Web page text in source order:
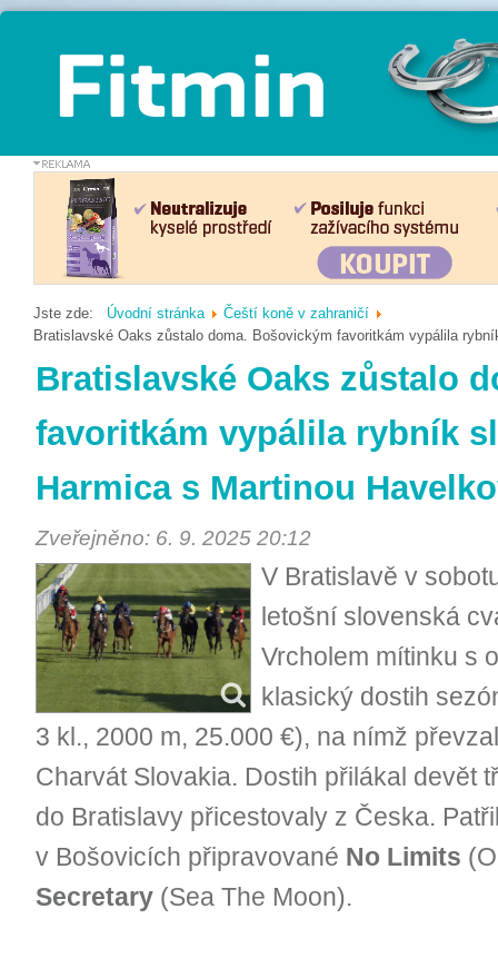
Jste zde: Úvodní stránka
Čeští koně v zahraničí
Bratislavské Oaks zůstalo doma. Bošovickým favoritkám vypálila
Bratislavské Oaks zůstalo
favoritkám vypálila rybník
Harmica s Martinou
Zveřejněno: 6. 9. 2025 20:12
V Bratislavě v
letošní slovenská
Vrcholem mítinku s
klasický dostih
3 kl., 2000 m, 25.000 €), na nímž
Charvát Slovakia. Dostih přilákal devět
do Bratislavy přicestovaly z Česka.
v Bošovicích připravované No Limits
Secretary (Sea The Moon).